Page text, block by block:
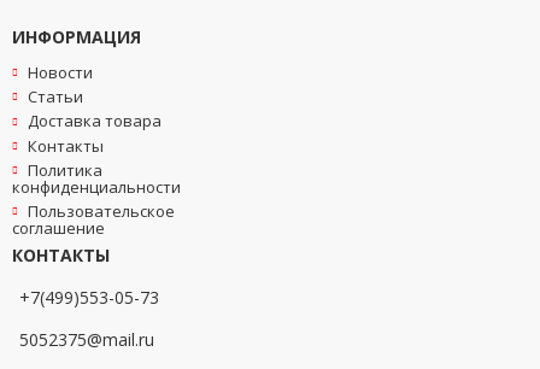
ИНФОРМАЦИЯ
Новости
Статьи
Доставка товара
Контакты
Политика
конфиденциальности
Пользовательское
соглашение
КОНТАКТЫ
+7(499)553-05-73
5052375@mail.ru